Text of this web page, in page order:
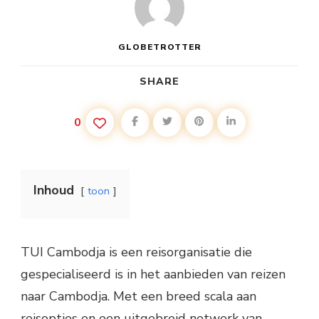
GLOBETROTTER
SHARE
0
Inhoud toon
TUI Cambodja is een reisorganisatie die
gespecialiseerd is in het aanbieden van reizen
naar Cambodja. Met een breed scala aan